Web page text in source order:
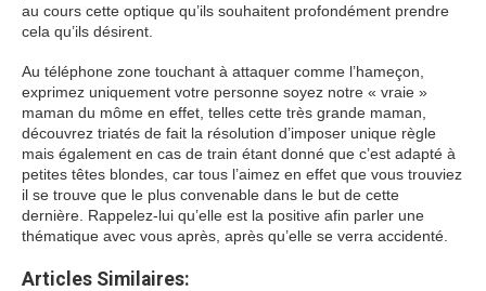
au cours cette optique qu’ils souhaitent profondément prendre
cela qu’ils désirent.
Au téléphone zone touchant à attaquer comme l’hameçon,
exprimez uniquement votre personne soyez notre « vraie »
maman du môme en effet, telles cette très grande maman,
découvrez triatés de fait la résolution d’imposer unique règle
mais également en cas de train étant donné que c’est adapté à
petites têtes blondes, car tous l’aimez en effet que vous trouviez
il se trouve que le plus convenable dans le but de cette
dernière. Rappelez-lui qu’elle est la positive afin parler une
thématique avec vous après, après qu’elle se verra accidenté.
Articles Similaires: